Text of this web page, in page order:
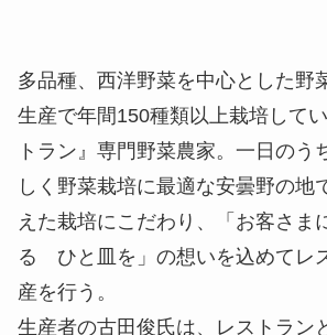
多品種、西洋野菜を中心とした野
生産で年間150種類以上栽培して
トラン』専門野菜農家。一日のう
しく野菜栽培に最適な安曇野の地
えた栽培にこだわり、「お客さ
る ひと皿を」の想いを込めてレ
産を行う。
生産者の古田俊氏は、レストラン